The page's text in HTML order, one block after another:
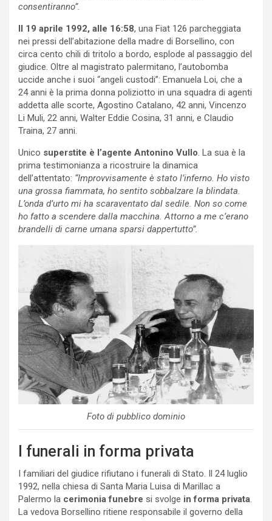
consentiranno”.
Il 19 aprile 1992, alle 16:58, una Fiat 126 parcheggiata
nei pressi dell’abitazione della madre di Borsellino, con
circa cento chili di tritolo a bordo, esplode al passaggio del
giudice. Oltre al magistrato palermitano, l’autobomba
uccide anche i suoi “angeli custodi”: Emanuela Loi, che a
24 anni è la prima donna poliziotto in una squadra di agenti
addetta alle scorte, Agostino Catalano, 42 anni, Vincenzo
Li Muli, 22 anni, Walter Eddie Cosina, 31 anni, e Claudio
Traina, 27 anni.
Unico superstite è l’agente Antonino Vullo. La sua è la
prima testimonianza a ricostruire la dinamica
dell’attentato: “Improvvisamente è stato l’inferno. Ho visto
una grossa fiammata, ho sentito sobbalzare la blindata.
L’onda d’urto mi ha scaraventato dal sedile. Non so come
ho fatto a scendere dalla macchina. Attorno a me c’erano
brandelli di carne umana sparsi dappertutto”.
Foto di pubblico dominio
I funerali in forma privata
I familiari del giudice rifiutano i funerali di Stato. Il 24 luglio
1992, nella chiesa di Santa Maria Luisa di Marillac a
Palermo la cerimonia funebre si svolge in forma privata.
La vedova Borsellino ritiene responsabile il governo della